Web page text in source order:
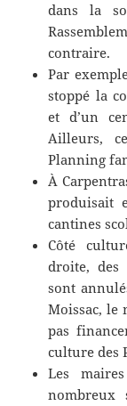
dans la
contraire.
Par
stoppé la
et d’un
Ailleurs,
Planning
À
produisait
cantines
Côté
droite, des
sont
Moissac, le
pas
culture des
Les
nombreux